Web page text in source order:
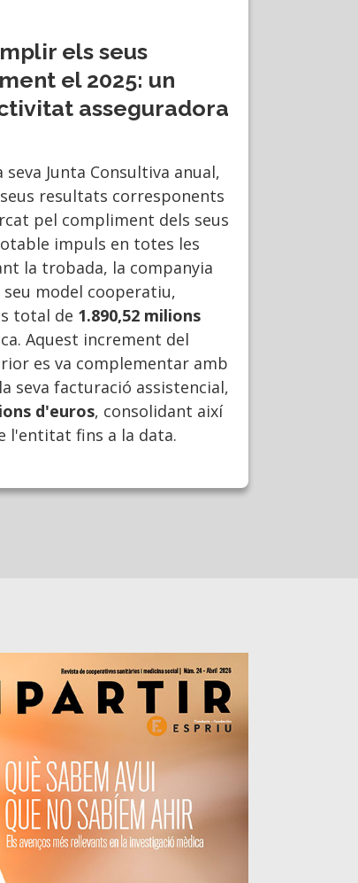
els seus
el 2025: un
asseguradora
Junta Consultiva anual,
resultats corresponents
pel compliment dels seus
impuls en totes les
la trobada, la companyia
model cooperatiu,
total de 1.890,52 milions
Aquest increment del
es va complementar amb
seva facturació assistencial,
d'euros, consolidant així
l'entitat fins a la data.